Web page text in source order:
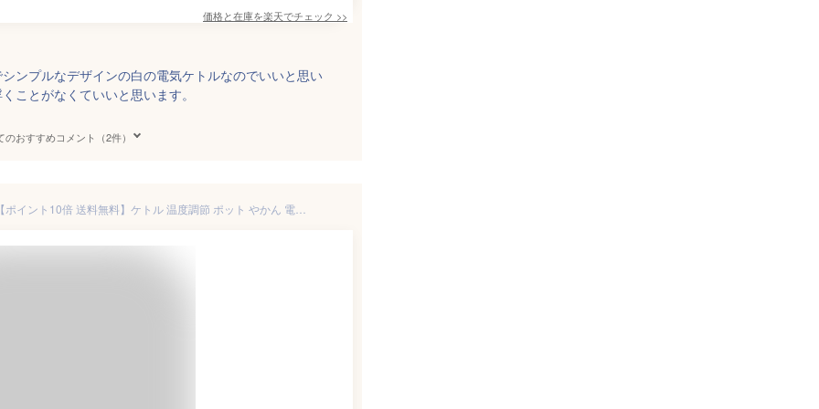
価格と在庫を楽天でチェック >>
ンプルなデザインの白の電気ケトルなのでいいと思い
ことがなくていいと思います。
のおすすめコメント（2件）